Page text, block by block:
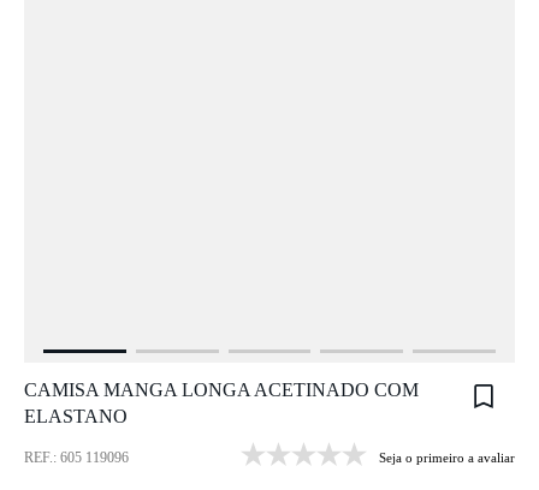
CAMISA MANGA LONGA ACETINADO COM
ELASTANO
REF.: 605 119096 Seja o primeiro a avaliar